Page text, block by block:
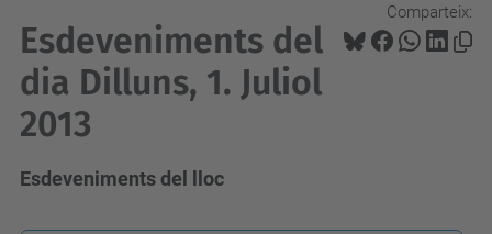
Comparteix:
Esdeveniments del
dia Dilluns, 1. Juliol
2013
Esdeveniments del lloc